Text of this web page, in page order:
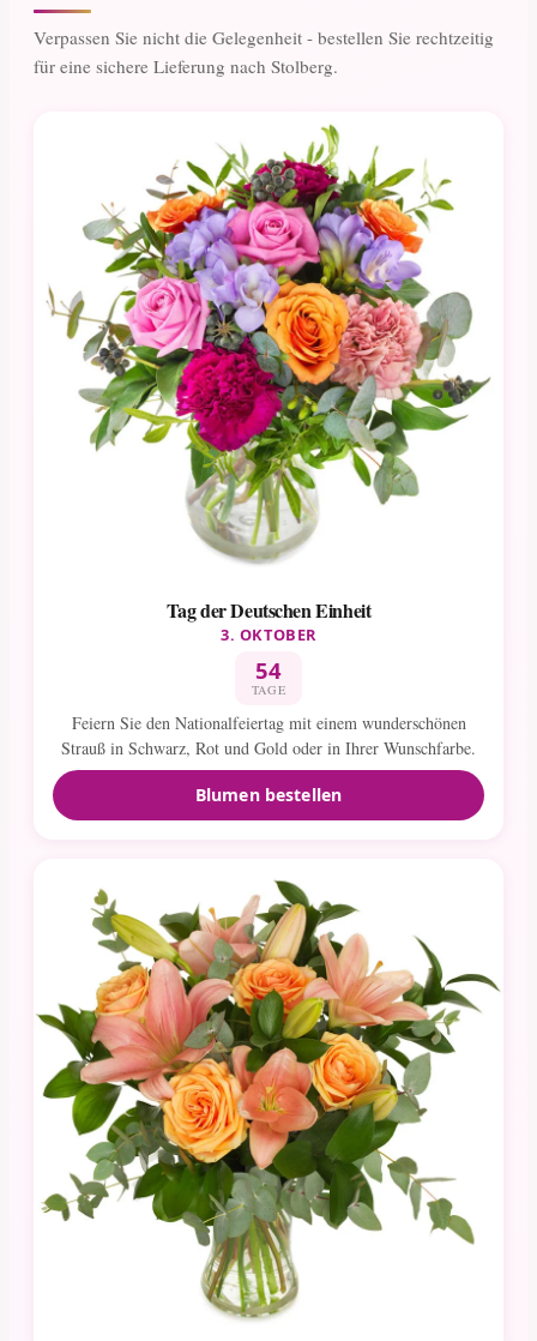
Verpassen Sie nicht die Gelegenheit - bestellen Sie rechtzeitig
für eine sichere Lieferung nach Stolberg.
Tag der Deutschen Einheit
3. OKTOBER
54
TAGE
Feiern Sie den Nationalfeiertag mit einem wunderschönen
Strauß in Schwarz, Rot und Gold oder in Ihrer Wunschfarbe.
Blumen bestellen